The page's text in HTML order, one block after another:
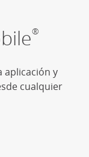
®
aplicación y
cualquier